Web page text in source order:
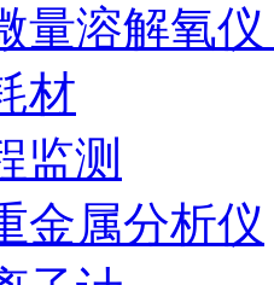
量溶解氧仪
材
监测
金属分析仪